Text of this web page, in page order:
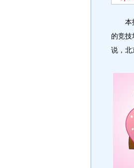
本报
的竞
说，北